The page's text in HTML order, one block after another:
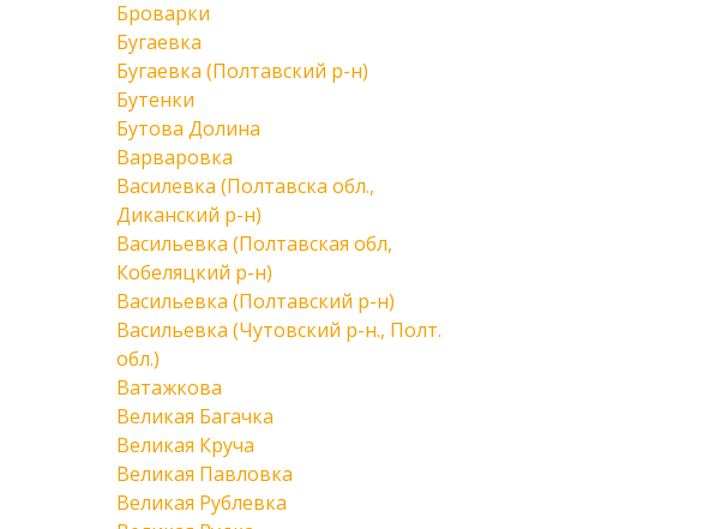
Броварки
Бугаевка
Бугаевка (Полтавский р-н)
Бутенки
Бутова Долина
Варваровка
Василевка (Полтавска обл.,
Диканский р-н)
Васильевка (Полтавская обл,
Кобеляцкий р-н)
Васильевка (Полтавский р-н)
Васильевка (Чутовский р-н., Полт.
обл.)
Ватажкова
Великая Багачка
Великая Круча
Великая Павловка
Великая Рублевка